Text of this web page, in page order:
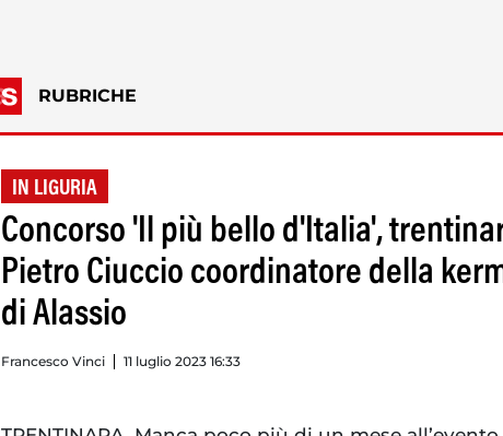
RUBRICHE
IN LIGURIA
Concorso 'Il più bello d'Italia',
Pietro Ciuccio coordinatore della
di Alassio
Francesco Vinci 11 luglio 2023 16:33